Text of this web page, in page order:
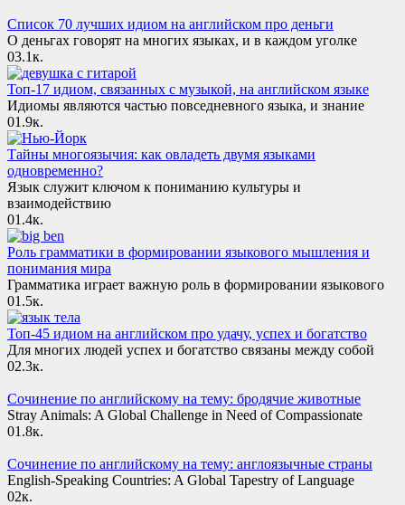
Список 70 лучших идиом на английском про деньги
О деньгах говорят на многих языках, и в каждом уголке
03.1к.
Топ-17 идиом, связанных с музыкой, на английском языке
Идиомы являются частью повседневного языка, и знание
01.9к.
Тайны многоязычия: как овладеть двумя языками
одновременно?
Язык служит ключом к пониманию культуры и
взаимодействию
01.4к.
Роль грамматики в формировании языкового мышления и
понимания мира
Грамматика играет важную роль в формировании языкового
01.5к.
Топ-45 идиом на английском про удачу, успех и богатство
Для многих людей успех и богатство связаны между собой
02.3к.
Сочинение по английскому на тему: бродячие животные
Stray Animals: A Global Challenge in Need of Compassionate
01.8к.
Сочинение по английскому на тему: англоязычные страны
English-Speaking Countries: A Global Tapestry of Language
02к.